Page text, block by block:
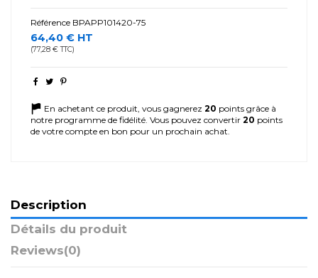
Référence BPAPP101420-75
64,40 € HT
(77,28 € TTC)
En achetant ce produit, vous gagnerez 20 points grâce à
notre programme de fidélité. Vous pouvez convertir 20 points
de votre compte en bon pour un prochain achat.
Description
Détails du produit
Reviews(0)